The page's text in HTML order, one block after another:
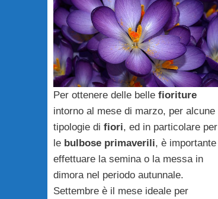
Per ottenere delle belle fioriture
intorno al mese di marzo, per alcune
tipologie di fiori, ed in particolare per
le bulbose primaverili, è importante
effettuare la semina o la messa in
dimora nel periodo autunnale.
Settembre è il mese ideale per